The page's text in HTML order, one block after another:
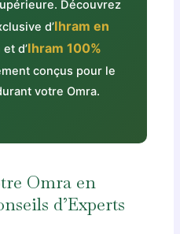
Découvrez
d’Ihram en
et d’Ihram 100%
conçus pour le
votre Omra.
Omra en
d’Experts